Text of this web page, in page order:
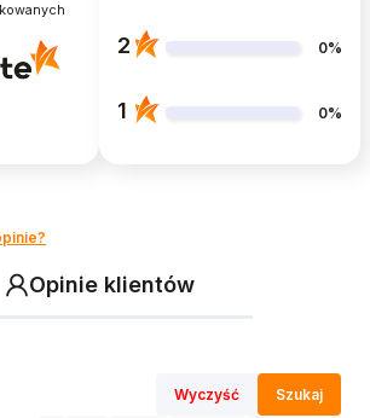
2 0%
1 0%
Opinie klientów
Wyczyść Szukaj